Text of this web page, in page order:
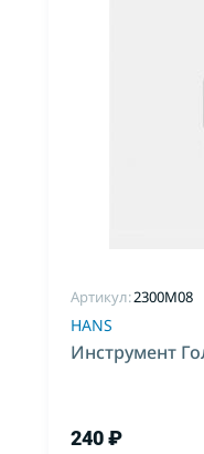
Артикул:2300M08
HANS
Инструмент
240 ₽